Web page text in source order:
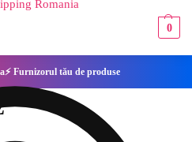
0
Furnizorul tău de produse